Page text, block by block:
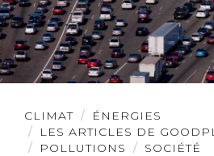
CLIMAT
ÉNERGIES
LES ARTICLES DE
POLLUTIONS
SOCIÉTÉ
Lire
l'article